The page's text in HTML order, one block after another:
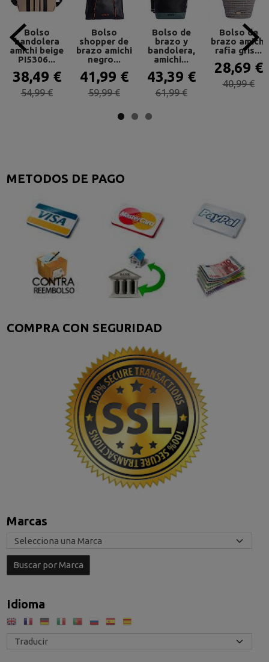
METODOS DE PAGO
COMPRA CON SEGURIDAD
Marcas
Idioma
Bolso
bandolera
amichi beige
PI5306...
38,49 €
54,99 €
Bolso
shopper de
brazo amichi
negro...
41,99 €
59,99 €
Bolso de
brazo y
bandolera,
amichi...
43,39 €
61,99 €
Bolso de
brazo amichi
rafia gris...
28,69 €
40,99 €